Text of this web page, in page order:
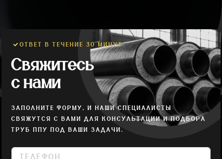
ОТВЕТ В ТЕЧЕНИЕ 30 МИНУТ
Свяжитесь
с нами
ЗАПОЛНИТЕ ФОРМУ, И НАШИ СПЕЦИАЛИСТЫ
СВЯЖУТСЯ С ВАМИ ДЛЯ КОНСУЛЬТАЦИИ И ПОДБОРА
ТРУБ ППУ ПОД ВАШИ ЗАДАЧИ.